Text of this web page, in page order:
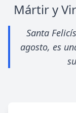
Mártir y
Santa
agosto, es